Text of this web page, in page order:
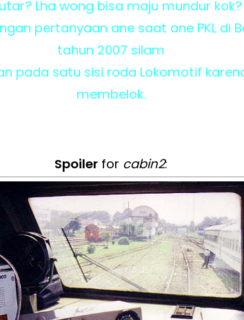
Lha wong bisa maju mundur kok?
pertanyaan ane saat ane PKL di
tahun 2007 silam
pada satu sisi roda Lokomotif
membelok.
Spoilerfor cabin2: